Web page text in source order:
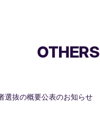
OTHERS
選抜の概要公表のお知らせ